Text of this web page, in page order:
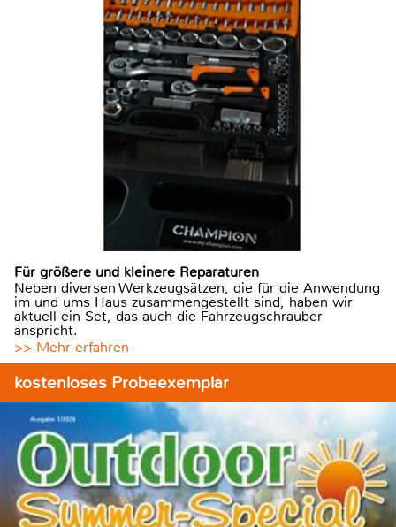
Für größere und kleinere Reparaturen
Neben diversen Werkzeugsätzen, die für die Anwendung
im und ums Haus zusammengestellt sind, haben wir
aktuell ein Set, das auch die Fahrzeugschrauber
anspricht.
>> Mehr erfahren
kostenloses Probeexemplar